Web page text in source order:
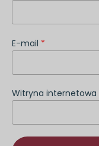
E-mail *
Witryna internetowa